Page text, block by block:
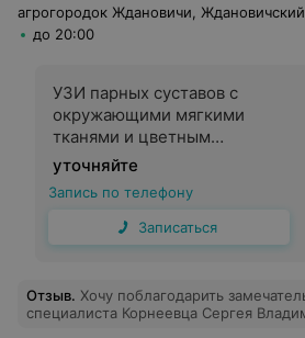
до 20:00
УЗИ парных суставов с
окружающими мягкими
тканями и цветным
дуплексным сканированием
уточняйте
Запись по телефону
Записаться
Отзыв. Хочу поблагодарить замечательного
специалиста Корнеевца Сергея